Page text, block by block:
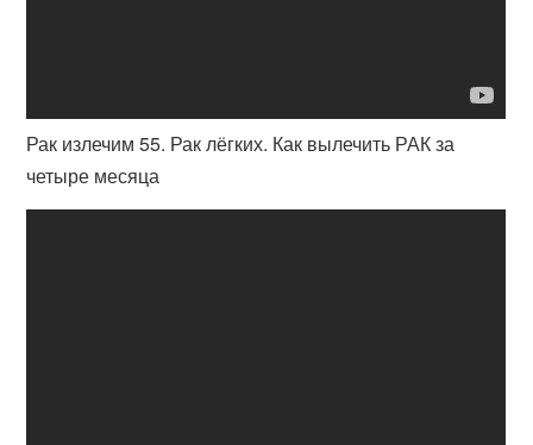
Рак излечим 55. Рак лёгких. Как вылечить РАК за
четыре месяца